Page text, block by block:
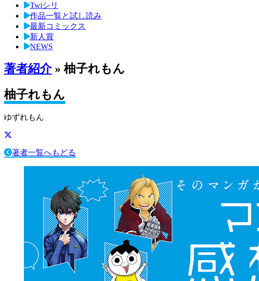
Twiシリ
作品一覧と試し読み
最新コミックス
新人賞
NEWS
著者紹介» 柚子れもん
柚子れもん
ゆずれもん
著者一覧へもどる